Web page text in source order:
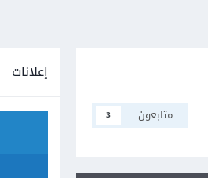
متابعون 3
إعلانات